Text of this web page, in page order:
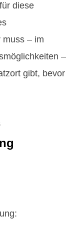
diese
muss – im
–
gibt, bevor